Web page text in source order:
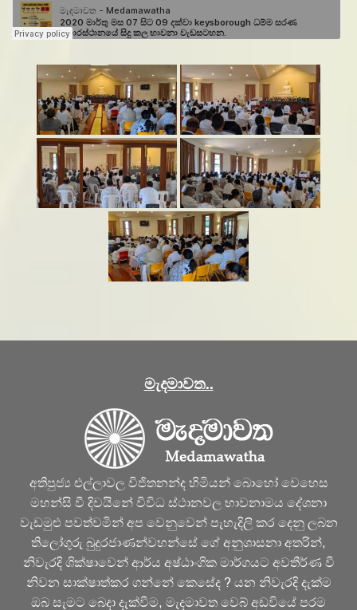
මැදමාවත..
අතිපුජ්‍ය එල්ලාවල විජිතනන්ද හිමියන් බොහෝ වෙහෙස
මහන්සි වී දිවයිනේ විවිධ ස්ථානවල භාවනාමය දේශනා
වැඩමුළු පවත්වමින් අප වෙනුවෙන් පැහැදිලි කර දෙනු ලබන
තිලෝගුරු බුදුරජාණන්වහන්සේ ගේ අනුශාසනා අතරින්,
නිවැරදි ශික්ෂාවෙන් ආර්ය අෂ්ඨාංගික මාර්ගයට අවතීර්ණ වී
නිවන සාක්ෂාත්කර ගන්නේ කෙසේද ? යන නිවැරදි දැක්ම
ඔබ සැමට බෙදා දැක්වීම, මැදමාවත වෙබ් අඩවියේ පරම